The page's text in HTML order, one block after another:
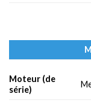
Moteur (de
série)